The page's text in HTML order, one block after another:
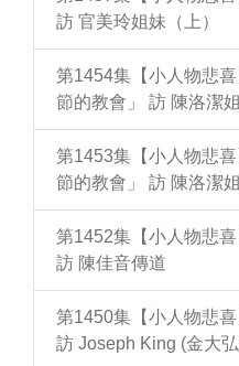
訪 官美玲姐妹（上）
第1454集【小人物悲
節的教會」 訪 陳洛潔
第1453集【小人物悲
節的教會」 訪 陳洛潔
第1452集【小人物悲
訪 陳佳音傳道
第1450集【小人物悲
訪 Joseph King (金大